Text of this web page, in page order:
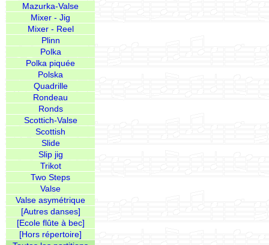
Mazurka-Valse
Mixer - Jig
Mixer - Reel
Plinn
Polka
Polka piquée
Polska
Quadrille
Rondeau
Ronds
Scottich-Valse
Scottish
Slide
Slip jig
Trikot
Two Steps
Valse
Valse asymétrique
[Autres danses]
[Ecole flûte à bec]
[Hors répertoire]